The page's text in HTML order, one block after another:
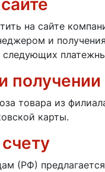
на сайте
и
следующих
получении
товара из
карты.
(РФ)